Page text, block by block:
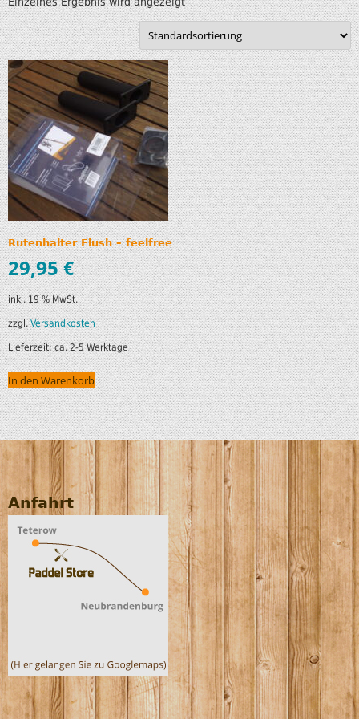
Rutenhalter Flush – feelfree
29,95€
inkl. 19 % MwSt.
zzgl.Versandkosten
Lieferzeit:ca. 2-5 Werktage
In den Warenkorb
Anfahrt